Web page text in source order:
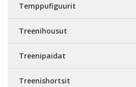
Temppufiguurit
Treenihousut
Treenipaidat
Treenishortsit